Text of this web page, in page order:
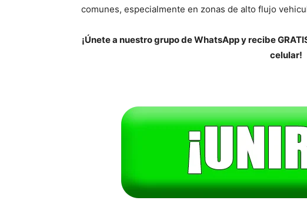
comunes, especialmente en zonas de alto flujo
¡Únete a nuestro grupo de WhatsApp y recibe
celular!